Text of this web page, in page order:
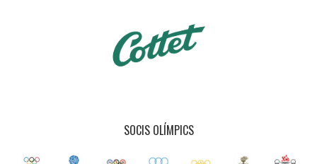
SOCIS OLÍMPICS